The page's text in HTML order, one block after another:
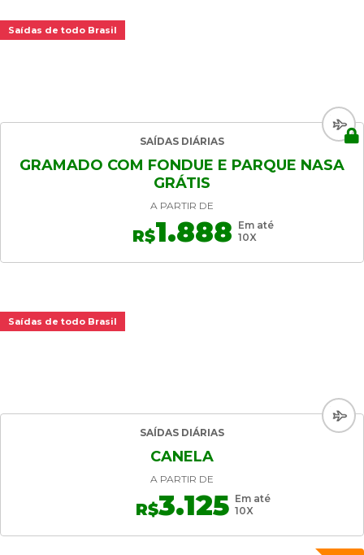
Saídas de todo Brasil
SAÍDAS DIÁRIAS
GRAMADO COM FONDUE E PARQUE NASA
GRÁTIS
A PARTIR DE
R$1.888 Em até
10X
Saídas de todo Brasil
SAÍDAS DIÁRIAS
CANELA
A PARTIR DE
R$3.125 Em até
10X